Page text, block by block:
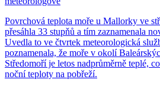
Povrchová teplota moře u Mallorky ve
přesáhla 33 stupňů a tím zaznamenala
Uvedla to ve čtvrtek meteorologická
poznamenala, že moře v okolí
Středomoří je letos nadprůměrně teplé,
noční teploty na pobřeží.